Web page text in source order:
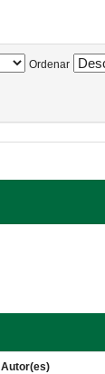
Ordenar
Autor(es)